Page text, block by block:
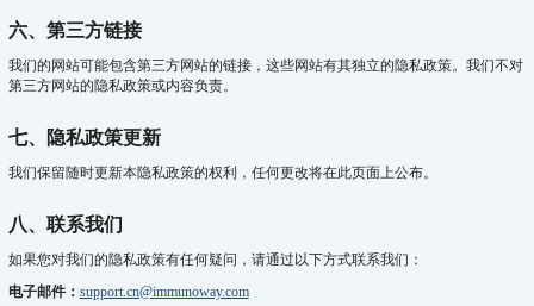
六、第三方链接
我们的网站可能包含第三方网站的链接，这些网站有其独立的隐私政策。我们不对
第三方网站的隐私政策或内容负责。
七、隐私政策更新
我们保留随时更新本隐私政策的权利，任何更改将在此页面上公布。
八、联系我们
如果您对我们的隐私政策有任何疑问，请通过以下方式联系我们：
电子邮件： support.cn@immunoway.com